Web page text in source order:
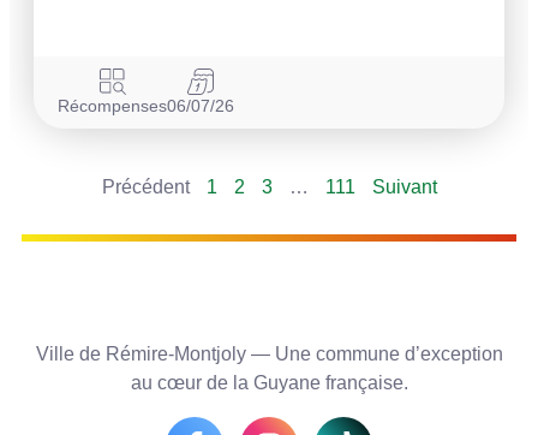
Récompenses06/07/26
Précédent 1 2 3 … 111 Suivant
Ville de Rémire-Montjoly — Une commune d’exception
au cœur de la Guyane française.